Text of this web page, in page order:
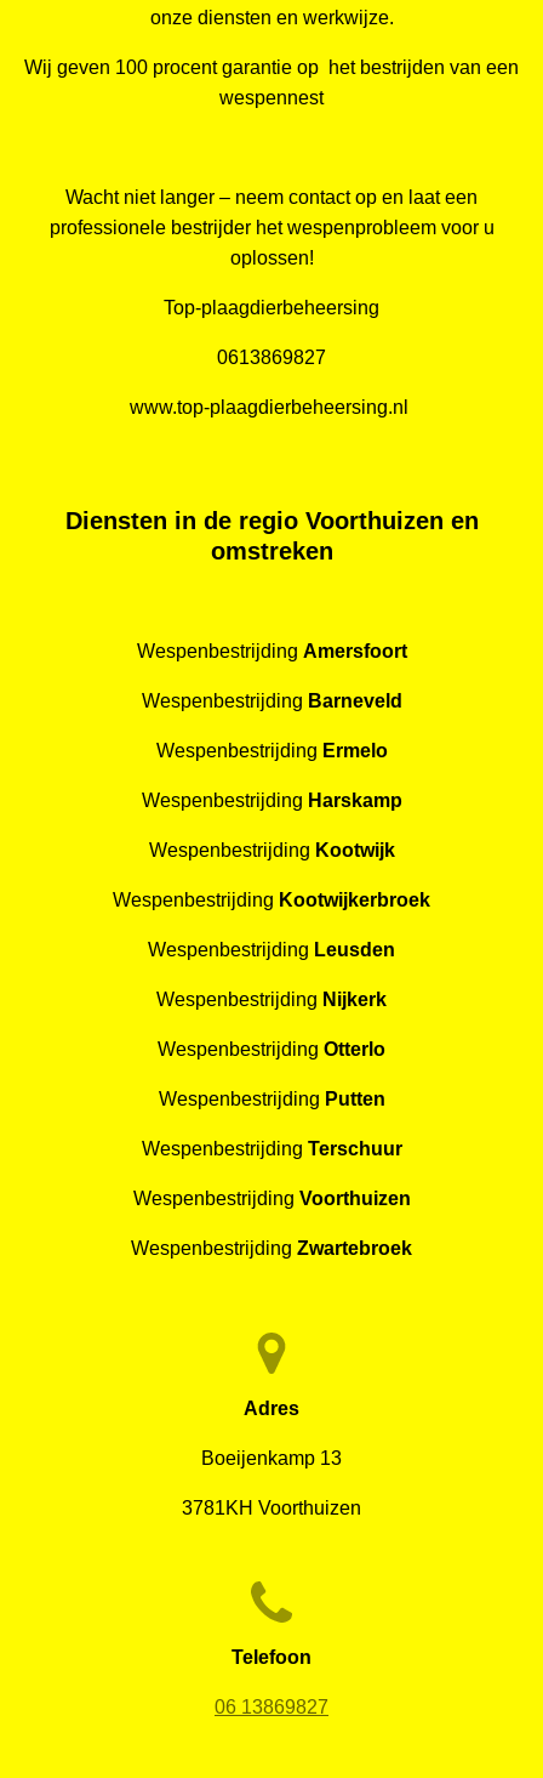
onze diensten en werkwijze.
Wij geven 100 procent garantie op het bestrijden van een
wespennest
Wacht niet langer – neem contact op en laat een
professionele bestrijder het wespenprobleem voor u
oplossen!
Top-plaagdierbeheersing
0613869827
www.top-plaagdierbeheersing.nl
Diensten in de regio Voorthuizen en
omstreken
Wespenbestrijding Amersfoort
Wespenbestrijding Barneveld
Wespenbestrijding Ermelo
Wespenbestrijding Harskamp
Wespenbestrijding Kootwijk
Wespenbestrijding Kootwijkerbroek
Wespenbestrijding Leusden
Wespenbestrijding Nijkerk
Wespenbestrijding Otterlo
Wespenbestrijding Putten
Wespenbestrijding Terschuur
Wespenbestrijding Voorthuizen
Wespenbestrijding Zwartebroek
Adres
Boeijenkamp 13
3781KH Voorthuizen
Telefoon
06 13869827